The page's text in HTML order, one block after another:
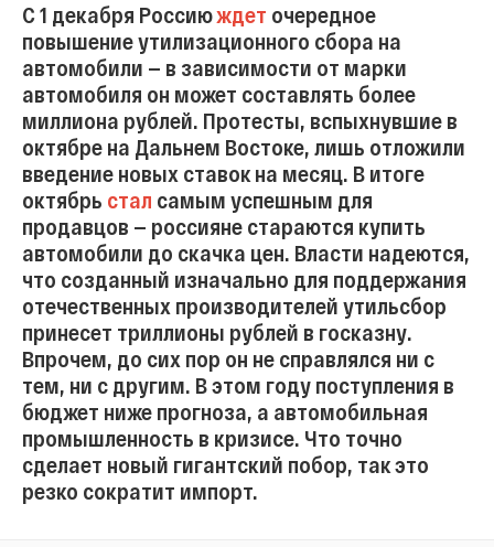
С 1 декабря Россиюждет очередное
повышение утилизационного сбора на
автомобили — в зависимости от марки
автомобиля он может составлять более
миллиона рублей. Протесты, вспыхнувшие в
октябре на Дальнем Востоке, лишь отложили
введение новых ставок на месяц. В итоге
октябрь стал самым успешным для
продавцов — россияне стараются купить
автомобили до скачка цен. Власти надеются,
что созданный изначально для поддержания
отечественных производителей утильсбор
принесет триллионы рублей в госказну.
Впрочем, до сих пор он не справлялся ни с
тем, ни с другим. В этом году поступления в
бюджет ниже прогноза, а автомобильная
промышленность в кризисе. Что точно
сделает новый гигантский побор, так это
резко сократит импорт.